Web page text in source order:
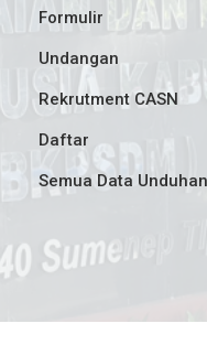
Formulir
Undangan
Rekrutment CASN
Daftar
Semua Data Unduhan